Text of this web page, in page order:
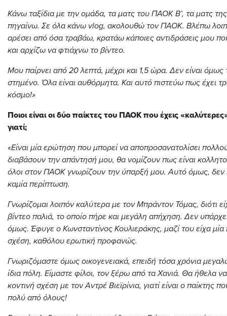
Κάνω ταξίδια με την ομάδα, τα ματς του ΠΑΟΚ Β’, τα ματς
πηγαίνω. Σε όλα κάνω vlog, ακολουθώ τον ΠΑΟΚ. Βλέπω
αρέσει από όσα τραβάω, κρατάω κάποιες αντιδράσεις μου που
και αρχίζω να φτιάχνω το βίντεο.
Μου παίρνει από 20 λεπτά, μέχρι και 1,5 ώρα. Δεν είναι όμως
στημένο. Όλα είναι αυθόρμητα. Και αυτό πιστεύω πως έχει
κόσμο!»
Ποιοι είναι οι δύο παίκτες του ΠΑΟΚ που έχεις
γιατί;
«Είναι μία ερώτηση που μπορεί να αποπροσανατολίσει
διαβάσουν την απάντησή μου, θα νομίζουν πως είναι
όλοι στον ΠΑΟΚ γνωρίζουν την ύπαρξή μου. Αυτό όμως, δεν
καμία περίπτωση.
Γνωρίζομαι λοιπόν καλύτερα με τον Μπράντον Τόμας, διότι
βίντεο παλιά, το οποίο πήρε και μεγάλη απήχηση. Δεν
όμως. Έφυγε ο Κωνσταντίνος Κουλιεράκης, μαζί του είχα
σχέση, καθόλου ερωτική προφανώς.
Γνωριζόμαστε όμως οικογενειακά, επειδή τόσα χρόνια
ίδια πόλη. Είμαστε φίλοι, τον ξέρω από τα Χανιά. Θα ήθελα
κοντινή σχέση με τον Αντρέ Βιεϊρίνια, γιατί είναι ο παίκτης
πολύ από όλους!